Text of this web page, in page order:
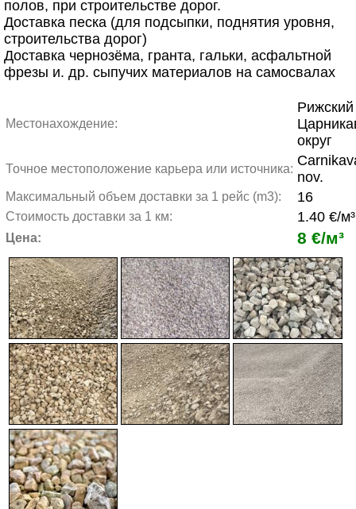
полов, при строительстве дорог.
Доставка песка (для подсыпки, поднятия уровня,
строительства дорог)
Доставка чернозёма, гранта, гальки, асфальтной
фрезы и. др. cыпучих материалов на самосвалах
Местонахождение:
округ
Точное местоположение карьера или источника:
nov.
Максимальный объем доставки за 1 рейс (m3): 16
Стоимость доставки за 1 км: 1.40 €/м³
Цена: 8 €/м³